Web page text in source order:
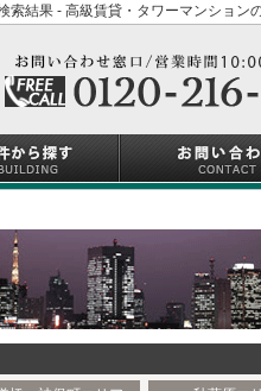
索結果 - 高級賃貸・タワーマンション